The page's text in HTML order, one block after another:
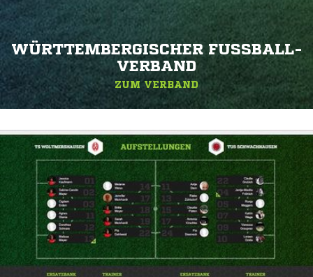
WÜRTTEMBERGISCHER FUSSBALL-V
ERBAND
ZUM VERBAND